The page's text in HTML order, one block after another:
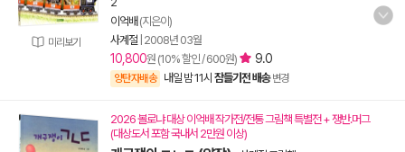
미리보기
이억배 (지은이)
사계절 2008년 03월
10,800원 (10% 할인 / 600원) 9.0
양탄자배송 내일 밤 11시 잠들기전 배송 변경
2026 볼로냐 대상 이억배 작가전/전통 그림책 특별전 + 쟁반.머그
(대상도서 포함 국내서 2만원 이상)